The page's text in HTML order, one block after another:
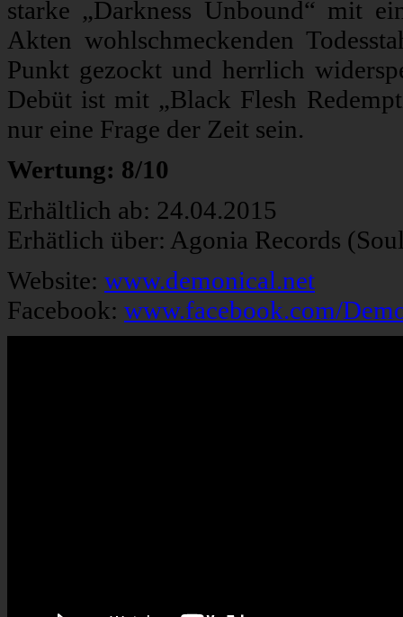
starke „Darkness Unbound“ mit
Akten wohlschmeckenden
Punkt gezockt und herrlich
Debüt ist mit „Black Flesh
nur eine Frage der Zeit sein.
Wertung: 8/10
Erhältlich ab: 24.04.2015
Erhätlich über: Agonia Records
Website: www.demonical.net
Facebook: www.facebook.com/